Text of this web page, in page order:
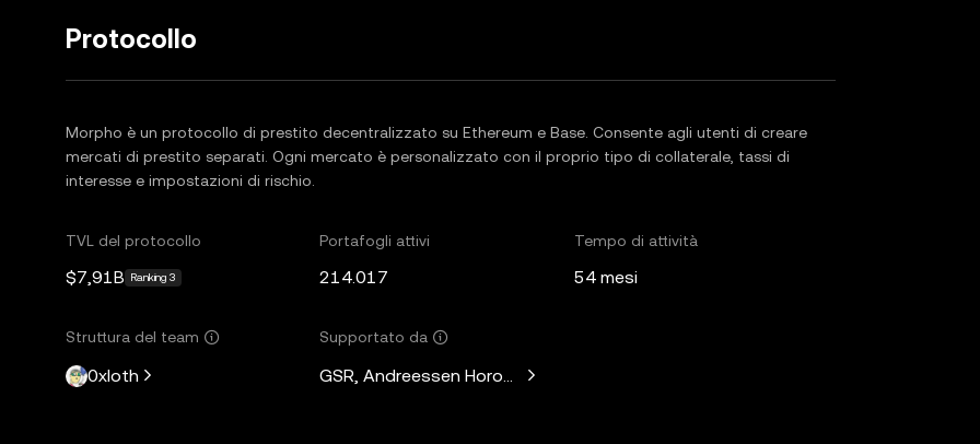
Protocollo
Morpho è un protocollo di prestito decentralizzato su Ethereum e Base. Consente agli utenti di creare
mercati di prestito separati. Ogni mercato è personalizzato con il proprio tipo di collaterale, tassi di
interesse e impostazioni di rischio.
TVL del protocollo
$7,91B Ranking 3
Portafogli attivi
214.017
Tempo di attività
54 mesi
Struttura del team
0xloth
Supportato da
GSR, Andreessen Horowitz, Mechanism Capital, Variant Fund, Nascent,